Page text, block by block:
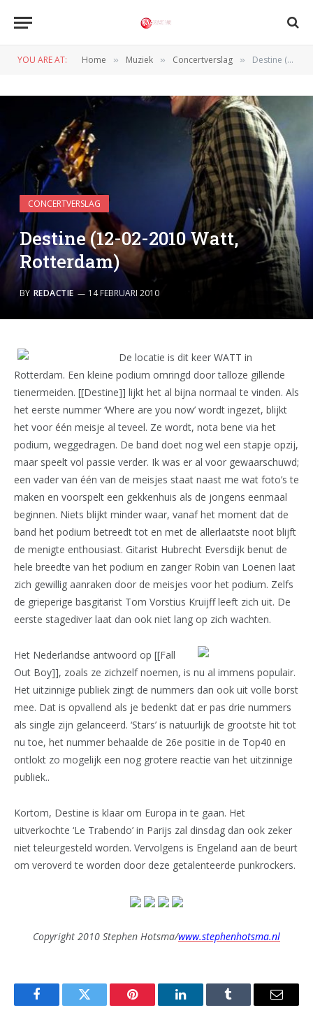
YOU ARE AT: Home » Muziek » Concertverslag » Destine (12-02-2010 Watt, Rotterdam)
CONCERTVERSLAG
Destine (12-02-2010 Watt,
Rotterdam)
BY REDACTIE 14 FEBRUARI 2010
De locatie is dit keer WATT in
Rotterdam. Een kleine podium omringd door talloze gillende
tienermeiden. [[Destine]] lijkt het al bijna normaal te vinden. Als
het eerste nummer ‘Where are you now’ wordt ingezet, blijkt
het voor één meisje al teveel. Ze wordt, nota bene via het
podium, weggedragen. De band doet nog wel een stapje opzij,
maar speelt vol passie verder. Ik was er al voor gewaarschuwd;
een vader van één van de meisjes staat naast me wat foto’s te
maken en voorspelt een gekkenhuis als de jongens eenmaal
beginnen. Niets blijkt minder waar, vanaf het moment dat de
band het podium betreedt tot en met de allerlaatste noot blijft
de menigte enthousiast. Gitarist Hubrecht Eversdijk benut de
hele breedte van het podium en zanger Robin van Loenen laat
zich gewillig aanraken door de meisjes voor het podium. Zelfs
de grieperige basgitarist Tom Vorstius Kruijff leeft zich uit. De
eerste stagediver laat dan ook niet lang op zich wachten.
Het Nederlandse antwoord op [[Fall
Out Boy]], zoals ze zichzelf noemen, is nu al immens populair.
Het uitzinnige publiek zingt de nummers dan ook uit volle borst
mee. Dat is opvallend als je bedenkt dat er pas drie nummers
als single zijn gelanceerd. ‘Stars’ is natuurlijk de grootste hit tot
nu toe, het nummer behaalde de 26e positie in de Top40 en
ontlokt zo mogelijk een nog grotere reactie van het uitzinnige
publiek..
Kortom, Destine is klaar om Europa in te gaan. Het
uitverkochte ‘Le Trabendo’ in Parijs zal dinsdag dan ook zeker
niet teleurgesteld worden. Vervolgens is Engeland aan de beurt
om veroverd te worden door deze getalenteerde punkrockers.
Copyright 2010 Stephen Hotsma/www.stephenhotsma.nl
FacebookTwitter Pinterest LinkedInTumblr Email